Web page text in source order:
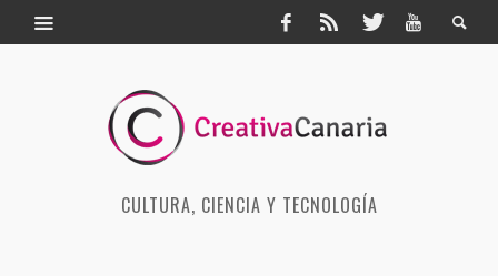
CULTURA, CIENCIA Y TECNOLOGÍA